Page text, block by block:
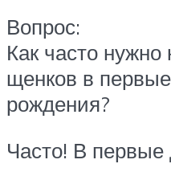
Вопрос:
Как часто нужно
щенков в
рождения?
Часто! В первые